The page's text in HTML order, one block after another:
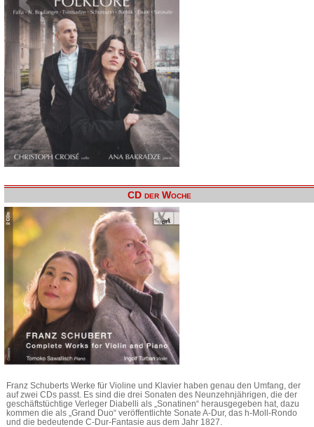
CD der Woche
Franz Schuberts Werke für Violine und Klavier haben genau den Umfang, der
auf zwei CDs passt. Es sind die drei Sonaten des Neunzehnjährigen, die der
geschäftstüchtige Verleger Diabelli als „Sonatinen“ herausgegeben hat, dazu
kommen die als „Grand Duo“ veröffentlichte Sonate A-Dur, das h-Moll-Rondo
und die bedeutende C-Dur-Fantasie aus dem Jahr 1827.